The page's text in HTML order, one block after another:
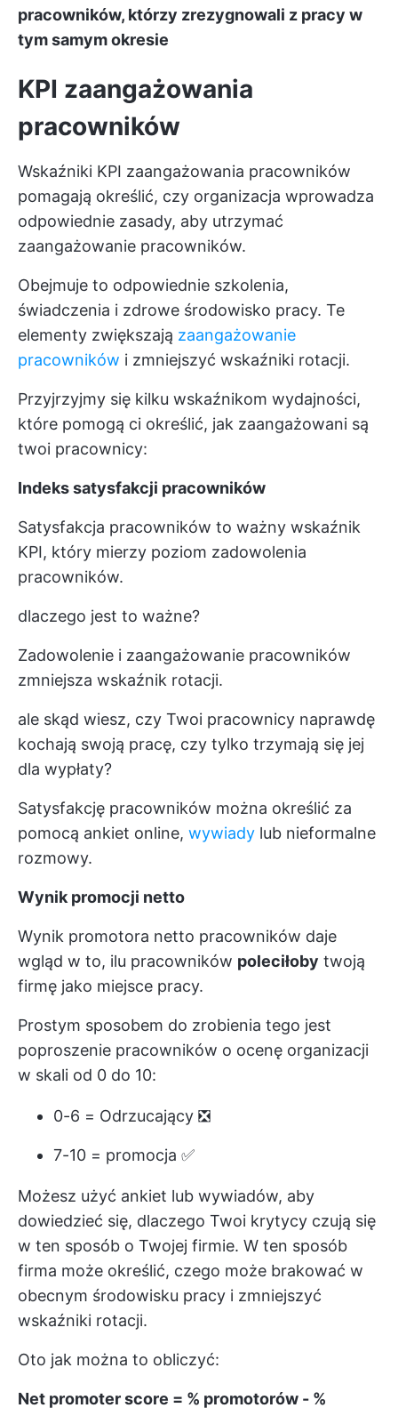
pracowników, którzy zrezygnowali z pracy w
tym samym okresie
KPI zaangażowania
pracowników
Wskaźniki KPI zaangażowania pracowników
pomagają określić, czy organizacja wprowadza
odpowiednie zasady, aby utrzymać
zaangażowanie pracowników.
Obejmuje to odpowiednie szkolenia,
świadczenia i zdrowe środowisko pracy. Te
elementy zwiększają zaangażowanie
pracowników i zmniejszyć wskaźniki rotacji.
Przyjrzyjmy się kilku wskaźnikom wydajności,
które pomogą ci określić, jak zaangażowani są
twoi pracownicy:
Indeks satysfakcji pracowników
Satysfakcja pracowników to ważny wskaźnik
KPI, który mierzy poziom zadowolenia
pracowników.
dlaczego jest to ważne?
Zadowolenie i zaangażowanie pracowników
zmniejsza wskaźnik rotacji.
ale skąd wiesz, czy Twoi pracownicy naprawdę
kochają swoją pracę, czy tylko trzymają się jej
dla wypłaty?
Satysfakcję pracowników można określić za
pomocą ankiet online, wywiady lub nieformalne
rozmowy.
Wynik promocji netto
Wynik promotora netto pracowników daje
wgląd w to, ilu pracowników poleciłoby twoją
firmę jako miejsce pracy.
Prostym sposobem do zrobienia tego jest
poproszenie pracowników o ocenę organizacji
w skali od 0 do 10:
0-6 = Odrzucający ❎
7-10 = promocja ✅
Możesz użyć ankiet lub wywiadów, aby
dowiedzieć się, dlaczego Twoi krytycy czują się
w ten sposób o Twojej firmie. W ten sposób
firma może określić, czego może brakować w
obecnym środowisku pracy i zmniejszyć
wskaźniki rotacji.
Oto jak można to obliczyć:
Net promoter score = % promotorów - %